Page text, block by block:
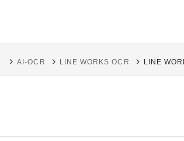
AI-OCR LINE WORKS OCR LINE